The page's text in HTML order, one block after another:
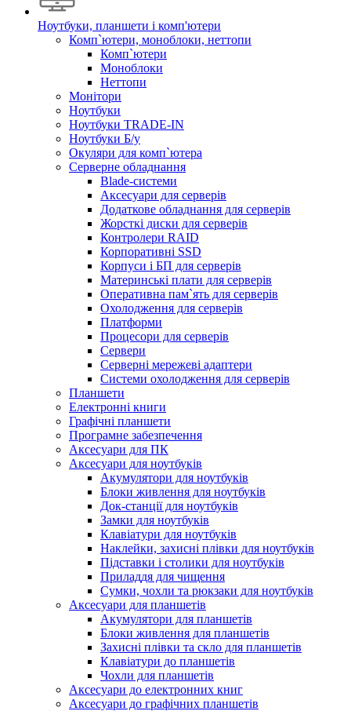
Ноутбуки, планшети і комп'ютери
Комп`ютери, моноблоки, неттопи
Комп`ютери
Моноблоки
Неттопи
Монітори
Ноутбуки
Ноутбуки TRADE-IN
Ноутбуки Б/у
Окуляри для комп`ютера
Серверне обладнання
Blade-системи
Аксесуари для серверів
Додаткове обладнання для серверів
Жорсткі диски для серверів
Контролери RAID
Корпоративні SSD
Корпуси і БП для серверів
Материнські плати для серверів
Оперативна пам`ять для серверів
Охолодження для серверів
Платформи
Процесори для серверів
Сервери
Серверні мережеві адаптери
Системи охолодження для серверів
Планшети
Електронні книги
Графічні планшети
Програмне забезпечення
Аксесуари для ПК
Аксесуари для ноутбуків
Акумулятори для ноутбуків
Блоки живлення для ноутбуків
Док-станції для ноутбуків
Замки для ноутбуків
Клавіатури для ноутбуків
Наклейки, захисні плівки для ноутбуків
Підставки і столики для ноутбуків
Приладдя для чищення
Сумки, чохли та рюкзаки для ноутбуків
Аксесуари для планшетів
Акумулятори для планшетів
Блоки живлення для планшетів
Захисні плівки та скло для планшетів
Клавіатури до планшетів
Чохли для планшетів
Аксесуари до електронних книг
Аксесуари дo графічних планшетів